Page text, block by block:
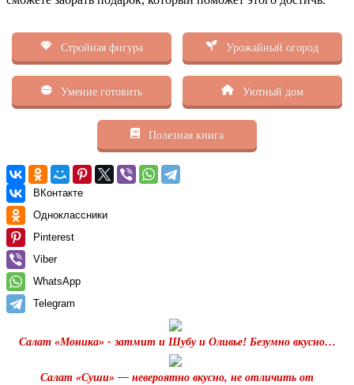
Стройная фигура Урожайный огород
Умение готовить Уютный дом
Полезная книга
ВКонтакте
Одноклассники
Pinterest
Viber
WhatsApp
Telegram
Салат «Моника» - затмит и Шубу и Оливье! Безумно вкусно…
Салат «Суши» — невероятно вкусно, не отличить от